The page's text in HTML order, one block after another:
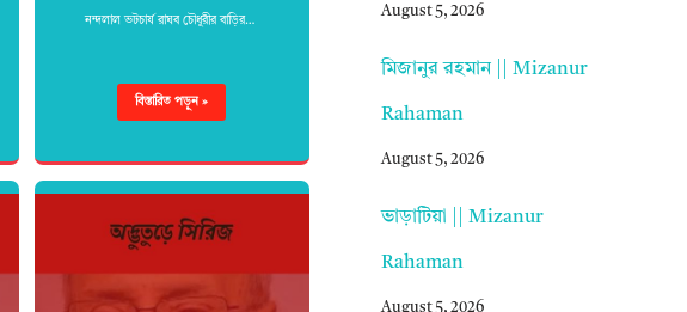
নন্দলাল ভটচার্য রাঘব চৌধুরীর বাড়ির…
বিস্তারিত পড়ুন »
August 5, 2026
মিজানুর রহমান || Mizanur
Rahaman
August 5, 2026
ভাড়াটিয়া || Mizanur
Rahaman
August 5, 2026